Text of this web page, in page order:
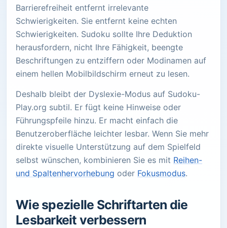
Barrierefreiheit entfernt irrelevante
Schwierigkeiten. Sie entfernt keine echten
Schwierigkeiten. Sudoku sollte Ihre Deduktion
herausfordern, nicht Ihre Fähigkeit, beengte
Beschriftungen zu entziffern oder Modinamen auf
einem hellen Mobilbildschirm erneut zu lesen.
Deshalb bleibt der Dyslexie-Modus auf Sudoku-
Play.org subtil. Er fügt keine Hinweise oder
Führungspfeile hinzu. Er macht einfach die
Benutzeroberfläche leichter lesbar. Wenn Sie mehr
direkte visuelle Unterstützung auf dem Spielfeld
selbst wünschen, kombinieren Sie es mit Reihen-
und Spaltenhervorhebung oder Fokusmodus.
Wie spezielle Schriftarten die
Lesbarkeit verbessern